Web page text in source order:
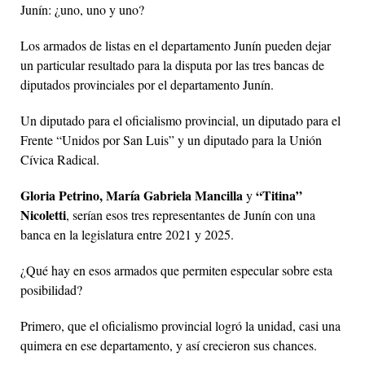
Junín: ¿uno, uno y uno?
Los armados de listas en el departamento Junín pueden dejar
un particular resultado para la disputa por las tres bancas de
diputados provinciales por el departamento Junín.
Un diputado para el oficialismo provincial, un diputado para el
Frente “Unidos por San Luis” y un diputado para la Unión
Cívica Radical.
Gloria Petrino, María Gabriela Mancillay“Titina”
Nicoletti, serían esos tres representantes de Junín con una
banca en la legislatura entre 2021 y 2025.
¿Qué hay en esos armados que permiten especular sobre esta
posibilidad?
Primero, que el oficialismo provincial logró la unidad, casi una
quimera en ese departamento, y así crecieron sus chances.